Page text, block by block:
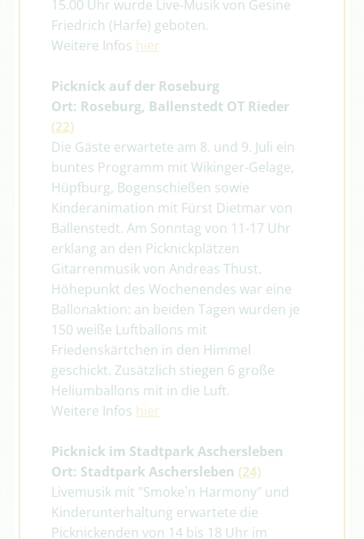
15.00 Uhr wurde Live-Musik von Gesine
Friedrich (Harfe) geboten.
Weitere Infos hier
Picknick auf der Roseburg
Ort: Roseburg, Ballenstedt OT Rieder
(22)
Die Gäste erwartete am 8. und 9. Juli ein
buntes Programm mit Wikinger-Gelage,
Hüpfburg, Bogenschießen sowie
Kinderanimation mit Fürst Dietmar von
Ballenstedt. Am Sonntag von 11-17 Uhr
erklang an den Picknickplätzen
Gitarrenmusik von Andreas Thust.
Höhepunkt des Wochenendes war eine
Ballonaktion: an beiden Tagen wurden je
150 weiße Luftballons mit
Friedenskärtchen in den Himmel
geschickt. Zusätzlich stiegen 6 große
Heliumballons mit in die Luft.
Weitere Infos hier
Picknick im Stadtpark Aschersleben
Ort: Stadtpark Aschersleben (24)
Livemusik mit "Smoke`n Harmony" und
Kinderunterhaltung erwartete die
Picknickenden von 14 bis 18 Uhr im